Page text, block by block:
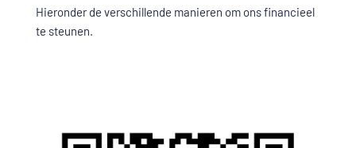
Hieronder de verschillende manieren om ons financieel
te steunen.